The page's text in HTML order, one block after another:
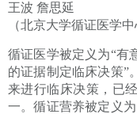
王波 詹思延
（北京大学循证医学中
循证医学被定义为“有
的证据制定临床决策”
来进行临床决策，已
一。循证营养被定义